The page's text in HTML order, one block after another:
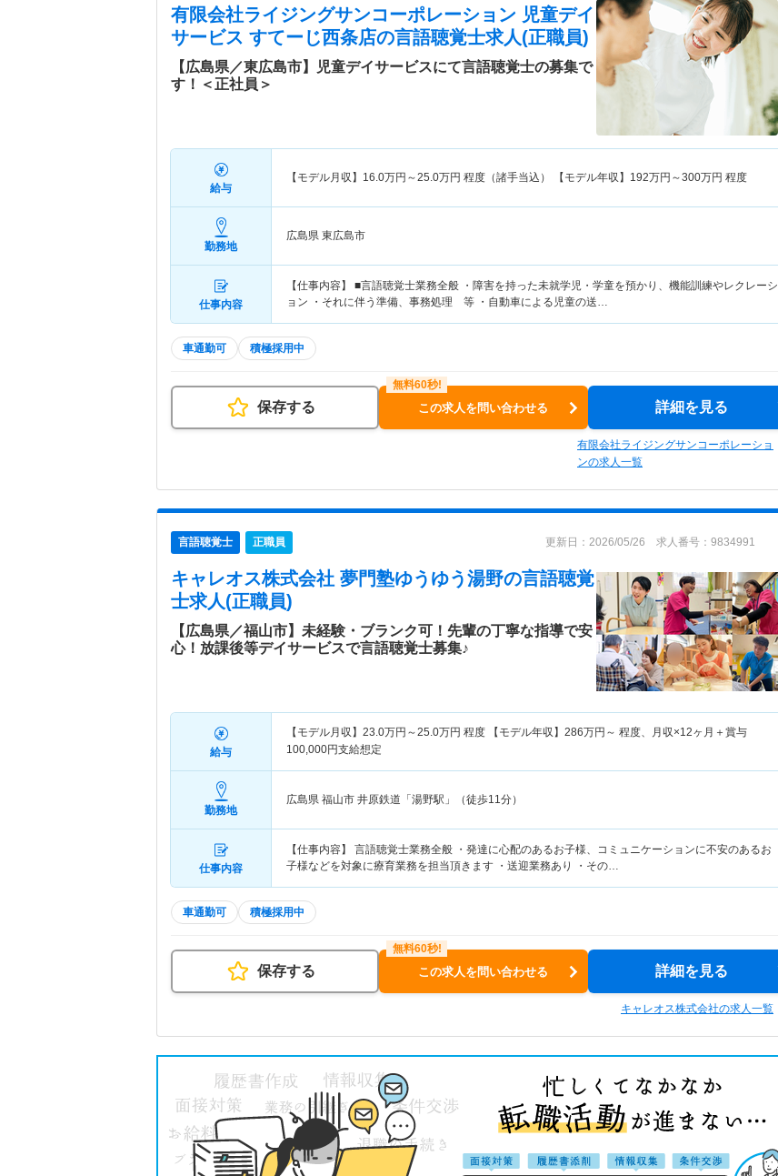
有限会社ライジングサンコーポレーション 児童デイ
サービス すてーじ西条店の言語聴覚士求人(正職員)
【広島県／東広島市】児童デイサービスにて言語聴覚士の募集で
す！＜正社員＞
給与
【モデル月収】 16.0万円～25.0万円 程度（諸手当込） 【モデル年収】 192万円～300万円 程度
勤務地
広島県 東広島市
仕事内容
【仕事内容】 ■言語聴覚士業務全般 ・障害を持った未就学児・学童を預かり、機能訓練やレクレーシ
ョン ・それに伴う準備、事務処理 等 ・自動車による児童の送…
車通勤可 積極採用中
保存する この求人を問い合わせる 詳細を見る
有限会社ライジングサンコーポレーショ
ンの求人一覧
言語聴覚士 正職員 更新日：2026/05/26 求人番号：9834991
キャレオス株式会社 夢門塾ゆうゆう湯野の言語聴覚
士求人(正職員)
【広島県／福山市】未経験・ブランク可！先輩の丁寧な指導で安
心！放課後等デイサービスで言語聴覚士募集♪
給与
【モデル月収】 23.0万円～25.0万円 程度 【モデル年収】 286万円～ 程度、月収×12ヶ月＋賞与
100,000円支給想定
勤務地
広島県 福山市 井原鉄道「湯野駅」（徒歩11分）
仕事内容
【仕事内容】 言語聴覚士業務全般 ・発達に心配のあるお子様、コミュニケーションに不安のあるお
子様などを対象に療育業務を担当頂きます ・送迎業務あり ・その…
車通勤可 積極採用中
保存する この求人を問い合わせる 詳細を見る
キャレオス株式会社の求人一覧